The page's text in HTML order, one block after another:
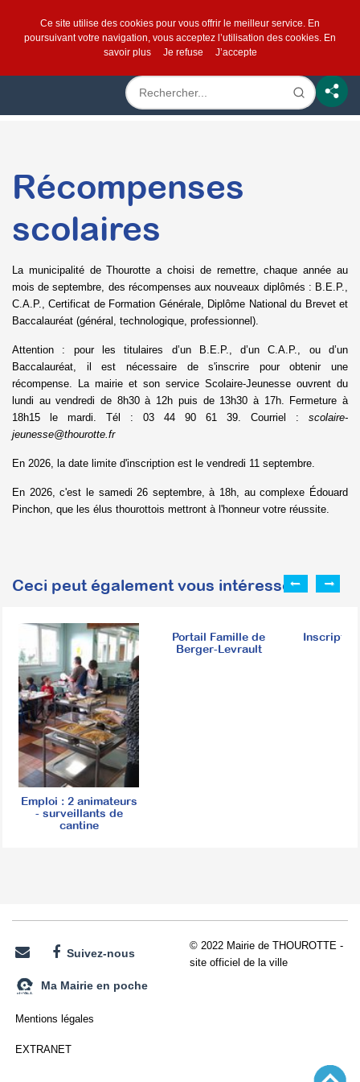
Récompenses
scolaires
La municipalité de Thourotte a choisi de remettre, chaque année au
mois de septembre, des récompenses aux nouveaux diplômés : B.E.P.,
C.A.P., Certificat de Formation Générale, Diplôme National du Brevet et
Baccalauréat (général, technologique, professionnel).
Attention : pour les titulaires d’un B.E.P., d’un C.A.P., ou d’un
Baccalauréat, il est nécessaire de s'inscrire pour obtenir une
récompense. La mairie et son service Scolaire-Jeunesse ouvrent du
lundi au vendredi de 8h30 à 12h puis de 13h30 à 17h. Fermeture à
18h15 le mardi. Tél : 03 44 90 61 39. Courriel : scolaire-
jeunesse@thourotte.fr
En 2026, la date limite d'inscription est le vendredi 11 septembre.
En 2026, c'est le samedi 26 septembre, à 18h, au complexe Édouard
Pinchon, que les élus thourottois mettront à l'honneur votre réussite.
Ceci peut également vous intéresser :
Emploi : 2 animateurs
- surveillants de
cantine
Portail Famille de
Berger-Levrault
Suivez-nous
Ma Mairie en poche
Mentions légales
EXTRANET
© 2022 Mairie de THOUROTTE -
site officiel de la ville
Ce site utilise des cookies pour vous offrir le meilleur service. En
poursuivant votre navigation, vous acceptez l’utilisation des cookies. En
savoir plus
Je refuse J’accepte